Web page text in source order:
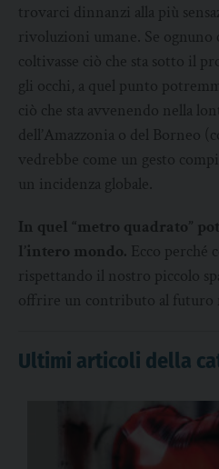
trovarci dinnanzi alla più
rivoluzioni umane. Se ognuno
coltivasse ciò che sta sotto il
gli occhi, a quel punto
ciò che sta avvenendo nella
dell’Amazzonia o del Borneo
vedrebbe come un gesto
un incidenza globale.
In quel “metro quadrato”
l’intero mondo. Ecco perché
rispettando il nostro piccolo
offrire un contributo al futuro
Ultimi articoli della